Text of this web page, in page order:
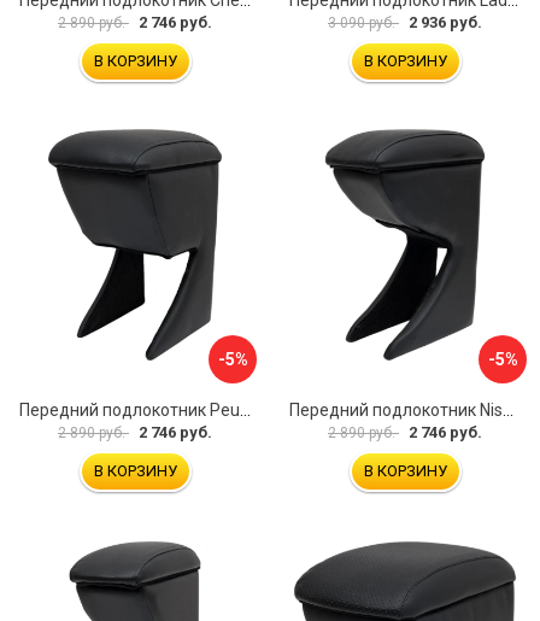
2 890 руб. 2 746 руб.
В КОРЗИНУ
3 090 руб. 2 936 руб.
В КОРЗИНУ
-5%
Передний подлокотник Peugeot 107 2006-2011 AVTOLIDER1 PP-Peugeot-107-01
2 890 руб. 2 746 руб.
В КОРЗИНУ
-5%
Передний подлокотник Nissan Almera 2013- AVTOLIDER1 PP-Nissan-Almera-13-01
2 890 руб. 2 746 руб.
В КОРЗИНУ